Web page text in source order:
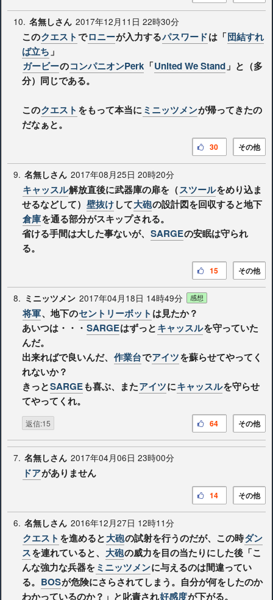
10. 名無しさん 2017年12月11日 22時30分
このクエストでロニーが入力するパスワードは「団結すれ
ば立ち 」
ガービーのコンパニオンPerk 「United We Stand 」と（多
分）同じである。
このクエスト をもって本当にミニッツメンが帰ってきたの
だなぁと。
その他
30
9. 名無しさん 2017年08月25日 20時20分
キャッスル解放直後に武器庫の扉を（スツールをめり込ま
せるなどして） 壁抜けして大砲の設計図を回収すると地下
倉庫を通る部分がスキップされる。
省ける手間は大した事ないが、 SARGEの安眠は守られ
る。
その他
15
8. ミニッツメン 2017年04月18日 14時49分 感想
将軍、地下のセントリーボット は見たか？
あいつは・・・ SARGEはずっとキャッスルを守っていた
んだ。
出来ればで良いんだ、 作業台でアイツを蘇らせてやってく
れないか？
きっとSARGEも喜ぶ、またアイツにキャッスルを守らせ
てやってくれ。
返信:15 その他
64
7. 名無しさん 2017年04月06日 23時00分
ドアがありません
その他
14
6. 名無しさん 2016年12月27日 12時11分
クエスト を進めると大砲の試射を行うのだが、この時ダン
スを連れていると、 大砲の威力を目の当たりにした後「こ
んな強力な兵器をミニッツメンに与えるのは間違ってい
る。 BOSが危険にさらされてしまう。自分が何をしたのか
わかっているのか？」と叱責され好感度が下がる。